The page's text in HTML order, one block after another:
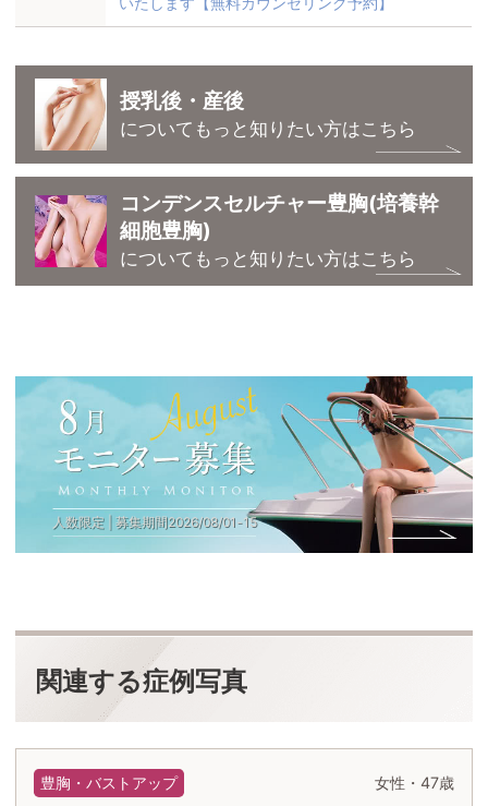
授乳後・産後
についてもっと知りたい方はこちら
コンデンスセルチャー豊胸(培養幹
細胞豊胸)
についてもっと知りたい方はこちら
人数限定 | 募集期間2026/08/01-15
関連する症例写真
豊胸・バストアップ 女性・47歳